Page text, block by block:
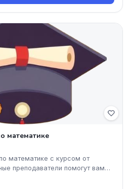
математике
математике с курсом от
преподаватели помогут вам